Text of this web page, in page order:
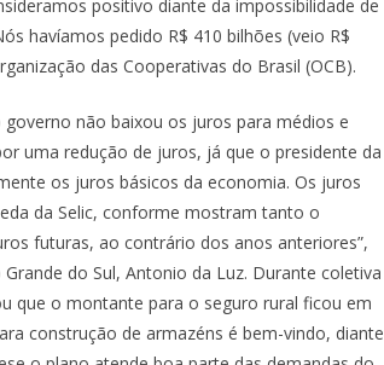
positivo diante da impossibilidade de
havíamos pedido R$ 410 bilhões (veio R$
das Cooperativas do Brasil (OCB).
não baixou os juros para médios e
uma redução de juros, já que o presidente da
os juros básicos da economia. Os juros
da Selic, conforme mostram tanto o
futuras, ao contrário dos anos anteriores”,
do Sul, Antonio da Luz. Durante coletiva
que o montante para o seguro rural ficou em
construção de armazéns é bem-vindo, diante